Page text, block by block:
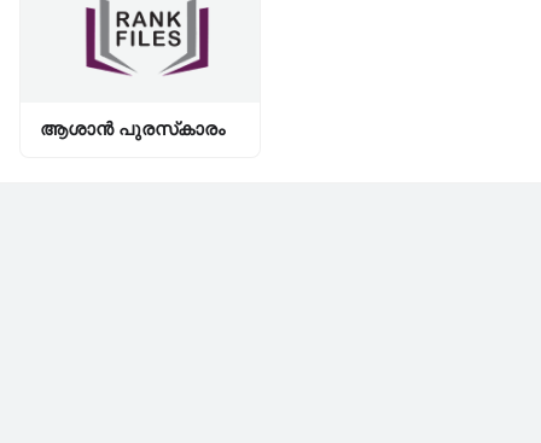
ആശാൻ പുരസ്‌കാരം